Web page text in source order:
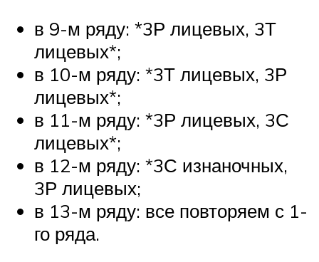
в 9-м ряду: *3Р лицевых, 3Т
лицевых*;
в 10-м ряду: *3Т лицевых, 3Р
лицевых*;
в 11-м ряду: *3Р лицевых, 3С
лицевых*;
в 12-м ряду: *3С изнаночных,
3Р лицевых;
в 13-м ряду: все повторяем с 1-
го ряда.